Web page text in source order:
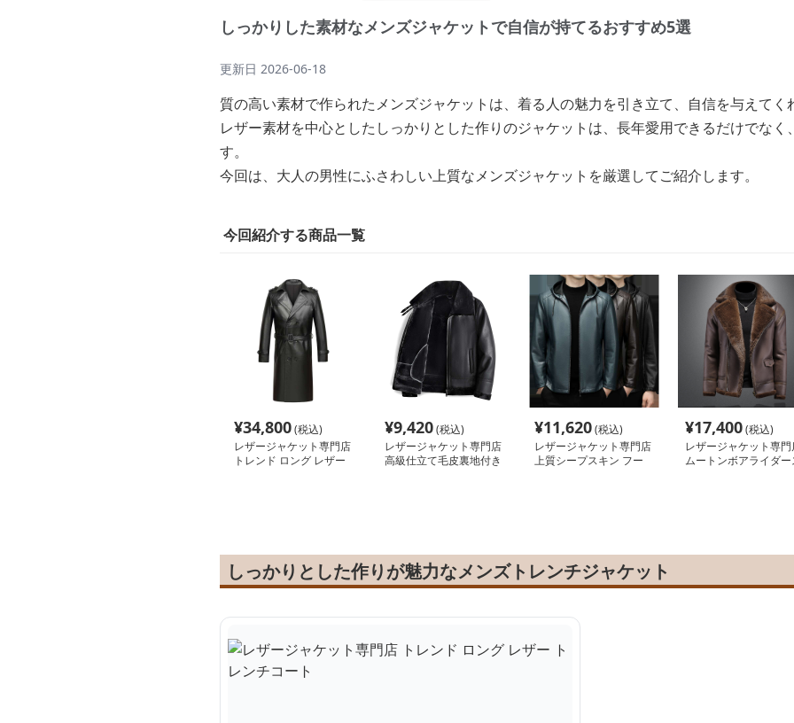
しっかりした素材なメンズジャケットで自信が持てるおすすめ5選
更新日 2026-06-18
質の高い素材で作られたメンズジャケットは、着る人の魅力を引き立て、自信を与えて
レザー素材を中心としたしっかりとした作りのジャケットは、長年愛用できるだけでな
す。
今回は、大人の男性にふさわしい上質なメンズジャケットを厳選してご紹介します。
今回紹介する商品一覧
¥34,800(税込)
レザージャケット専門店
トレンド ロング レザー
¥9,420(税込)
レザージャケット専門店
高級仕立て毛皮裏地付き
¥11,620(税込)
レザージャケット専門店
上質シープスキン フー
¥17,400(税込)
レザージャケット専門
ムートンボアライダー
しっかりとした作りが魅力なメンズトレンチジャケット